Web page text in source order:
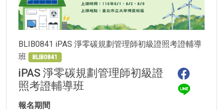
BLIB0841 iPAS 淨零碳規劃管理師初級證照考證輔導
班
BLIB0841
iPAS 淨零碳規劃管理師初級證
照考證輔導班
報名期間